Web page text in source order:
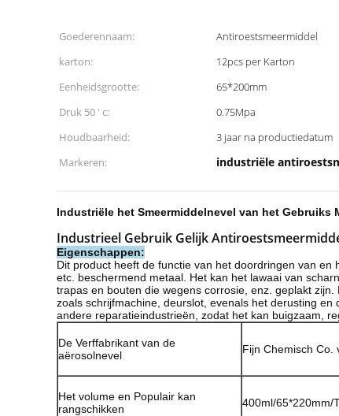
Goederennaam: Antiroestsmeermiddel
karton:
12pcs per Karton
Eenheidsgrootte:
65*200mm
Druk 50 ' c:
0.75Mpa
Houdbaarheid:
3 jaar na productiedatum
Markeren:
industriële
Industriële het Smeermiddelnevel van het
Industrieel Gebruik Gelijk
Eigenschappen:
Dit product heeft de functie van het doordringen van
etc. beschermend metaal. Het kan het lawaai van
trapas en bouten die wegens corrosie, enz. geplakt
zoals schrijfmachine, deurslot, evenals het derusting
andere reparatieindustrieën, zodat het kan buigzaam,
De Verffabrikant van de
aërosolnevel
Fijn Chemisch Co.
Het volume en Populair kan
rangschikken
400ml/65*220mm/